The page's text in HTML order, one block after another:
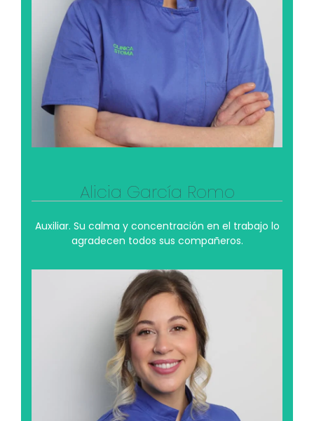
Alicia García Romo
Auxiliar. Su calma y concentración en el trabajo lo
agradecen todos sus compañeros.
Le encanta todo lo relacionado con el mundo de
la estética y la moda. Para ella, su familia y sus
amigos son lo más importante. Dedica su tiempo
libre a conocer las últimas tendencias para
conseguir la mejor imagen personal. Disfruta de la
magia que se crea en las pasarelas de desfiles de
moda.
Ver su perfil profesional
Lorena Ávila Ramos